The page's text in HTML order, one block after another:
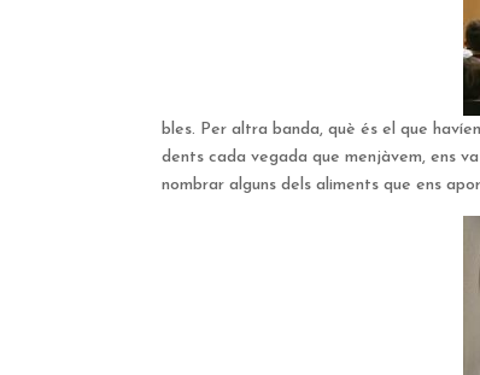
bles. Per altra banda, què és el que
dents cada vegada que menjàvem, ens
nombrar alguns dels aliments que ens